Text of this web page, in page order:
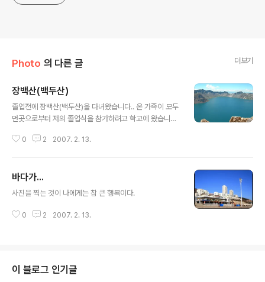
Photo 의 다른 글 더보기
장백산(백두산)
졸업전에 장백산(백두산)을 다녀왔습니다.. 온 가족이 모두
먼곳으로부터 저의 졸업식을 참가하려고 학교에 왔습니
니다.. 소학교때는 부모님이 일이 있어서 참석 불가.. 그후
은 저가 니콘 7900으로 찍었습니다.. 정말 누구나 다 가볼
곳이더군요.. 구름이 발밑으로 지나가는 것도 보이구여.. 원
속한다고 하네여.. ㅠㅠ 우리 민족의 산인데...
0 2 2007. 2. 13.
바다가...
사진을 찍는 것이 나에게는 참 큰 행복이다.
0 2 2007. 2. 13.
이 블로그 인기글